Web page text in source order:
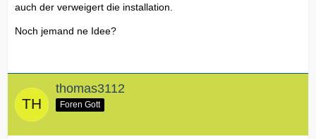
auch der verweigert die installation.
Noch jemand ne Idee?
thomas3112
Foren Gott